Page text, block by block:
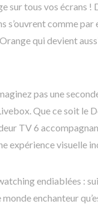
sur tous vos écrans !
s’ouvrent comme
qui devient
pas une
Que ce soit le
TV 6
expérience visuelle
endiablées :
enchanteur